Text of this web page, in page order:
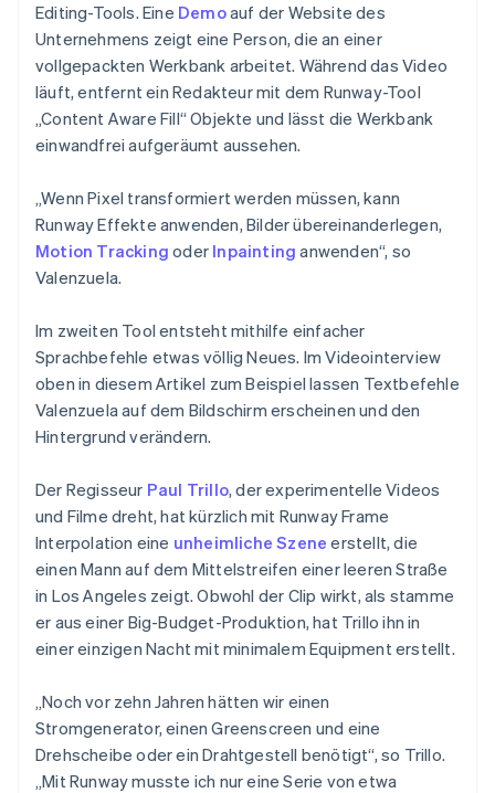
Editing-Tools. Eine Demoauf der Website des
Unternehmens zeigt eine Person, die an einer
vollgepackten Werkbank arbeitet. Während das Video
läuft, entfernt ein Redakteur mit dem Runway-Tool
„Content Aware Fill“ Objekte und lässt die Werkbank
einwandfrei aufgeräumt aussehen.
„Wenn Pixel transformiert werden müssen, kann
Runway Effekte anwenden, Bilder übereinanderlegen,
Motion Tracking oder Inpainting anwenden“, so
Valenzuela.
Im zweiten Tool entsteht mithilfe einfacher
Sprachbefehle etwas völlig Neues. Im Videointerview
oben in diesem Artikel zum Beispiel lassen Textbefehle
Valenzuela auf dem Bildschirm erscheinen und den
Hintergrund verändern.
Der Regisseur Paul Trillo, der experimentelle Videos
und Filme dreht, hat kürzlich mit Runway Frame
Interpolation eine unheimliche Szene erstellt, die
einen Mann auf dem Mittelstreifen einer leeren Straße
in Los Angeles zeigt. Obwohl der Clip wirkt, als stamme
er aus einer Big-Budget-Produktion, hat Trillo ihn in
einer einzigen Nacht mit minimalem Equipment erstellt.
„Noch vor zehn Jahren hätten wir einen
Stromgenerator, einen Greenscreen und eine
Drehscheibe oder ein Drahtgestell benötigt“, so Trillo.
„Mit Runway musste ich nur eine Serie von etwa